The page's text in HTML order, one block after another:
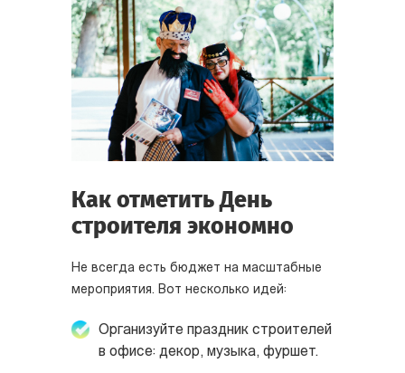
Как отметить День
строителя экономно
Не всегда есть бюджет на масштабные
мероприятия. Вот несколько идей:
Организуйте праздник строителей
в офисе: декор, музыка, фуршет.